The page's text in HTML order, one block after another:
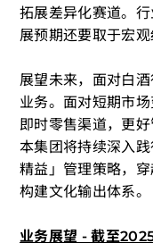
拓展差异化赛道。
展预期还要取于宏
展望未来，面对白
业务。面对短期市
即时零售渠道，更
本集团将持续深入
精益」管理策略，
构建文化输出体系。
业务展望 - 截至